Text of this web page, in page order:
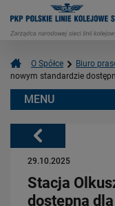
O Spółce Biuro
nowym standardzie
Powrót
29.10.2025
Stacja
dostępna
MENU